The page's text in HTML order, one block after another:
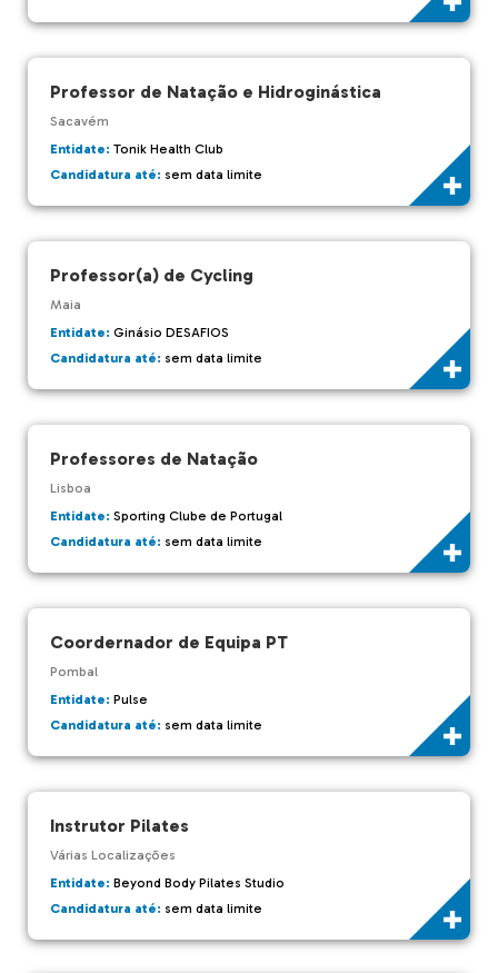
Professor de Natação e Hidroginástica
Sacavém
Entidate: Tonik Health Club
Candidatura até: sem data limite
Professor(a) de Cycling
Maia
Entidate: Ginásio DESAFIOS
Candidatura até: sem data limite
Professores de Natação
Lisboa
Entidate: Sporting Clube de Portugal
Candidatura até: sem data limite
Coordernador de Equipa PT
Pombal
Entidate: Pulse
Candidatura até: sem data limite
Instrutor Pilates
Várias Localizações
Entidate: Beyond Body Pilates Studio
Candidatura até: sem data limite